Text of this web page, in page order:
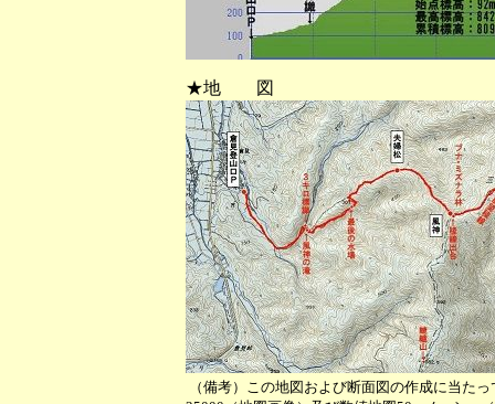
★地 図
（備考）この地図および断面図の作成に当た